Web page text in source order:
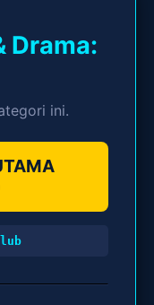
Drama:
ini.